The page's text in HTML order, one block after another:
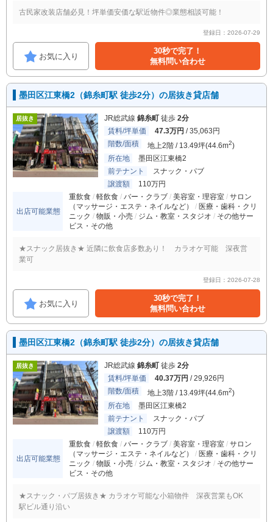
古民家改装店舗必見！坪単価安価な駅近物件◎業態相談可能！
登録日：2026-07-29
お気に入り
30秒で完了！
無料問い合わせ
墨田区江東橋2（錦糸町駅 徒歩2分）の居抜き貸店舗
居抜き JR総武線 錦糸町 徒歩 2分
賃料/坪単価
47.3万円 / 35,063円
階数/面積
地上2階 / 13.49坪(44.6m2)
所在地
墨田区江東橋2
前テナント
スナック・パブ
譲渡額
110万円
出店可能業態
重飲食 軽飲食 バー・クラブ 美容室・理容室
サロン
（マッサージ・エステ・ネイルなど）
医療・歯科・クリ
ニック
物販・小売 ジム・教室・スタジオ
その他サー
ビス・その他
★スナック居抜き★ 近隣に飲食店多数あり！ カラオケ可能 深夜営
業可
登録日：2026-07-28
お気に入り
30秒で完了！
無料問い合わせ
墨田区江東橋2（錦糸町駅 徒歩2分）の居抜き貸店舗
居抜き JR総武線 錦糸町 徒歩 2分
賃料/坪単価
40.37万円 / 29,926円
階数/面積
地上3階 / 13.49坪(44.6m2)
所在地
墨田区江東橋2
前テナント
スナック・パブ
譲渡額
110万円
出店可能業態
重飲食 軽飲食 バー・クラブ 美容室・理容室
サロン
（マッサージ・エステ・ネイルなど）
医療・歯科・クリ
ニック
物販・小売 ジム・教室・スタジオ
その他サー
ビス・その他
★スナック・パブ居抜き★ カラオケ可能な小箱物件 深夜営業もOK
駅ビル通り沿い